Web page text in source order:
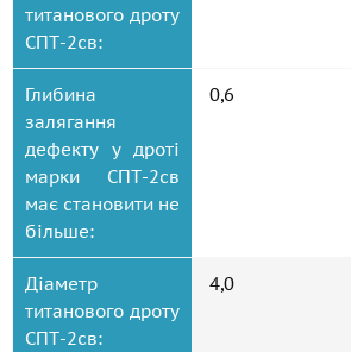
титанового дроту
СПТ-2св:
Глибина
залягання
дефекту у дроті
марки СПТ-2св
має становити не
більше:
0,6
Діаметр
титанового дроту
СПТ-2св:
4,0